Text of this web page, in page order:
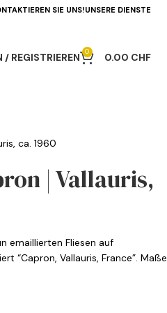
SIE UNS!UNSERE DIENSTE
/ REGISTRIEREN 0 0.00 CHF
ca. 1960
| Vallauris,
emaillierten Fliesen auf
“Capron, Vallauris, France”. Maße